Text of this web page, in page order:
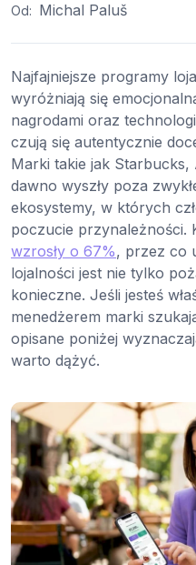
Od: Michal Paluš
Najfajniejsze programy
wyróżniają się
nagrodami oraz
czują się autentycznie
Marki takie jak
dawno wyszły poza
ekosystemy, w których
poczucie przynależności.
wzrosły o 67%, przez co
lojalności jest nie tylko
konieczne. Jeśli jesteś
menedżerem marki
opisane poniżej
warto dążyć.